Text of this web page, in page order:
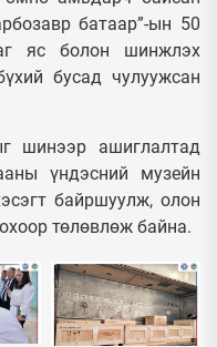
батаар”-ын 50
яс болон шинжлэх
бусад чулуужсан
шинээр ашиглалтад
үндэсний музейн
байршуулж, олон
төлөвлөж байна.